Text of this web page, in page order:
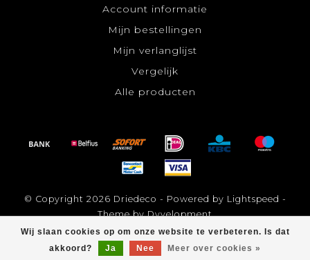
Wij slaan cookies op om onze website te verbeteren. Is dat
akkoord?
Ja Nee Meer over cookies »
Account informatie
Mijn bestellingen
Mijn verlanglijst
Vergelijk
Alle producten
© Copyright 2026 Driedeco - Powered by Lightspeed -
Theme byDyvelopment